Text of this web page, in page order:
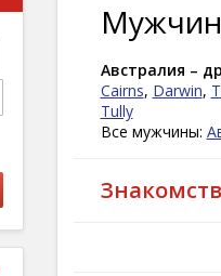
Австралия –
Cairns, Darwin,
Tully
Все мужчины: